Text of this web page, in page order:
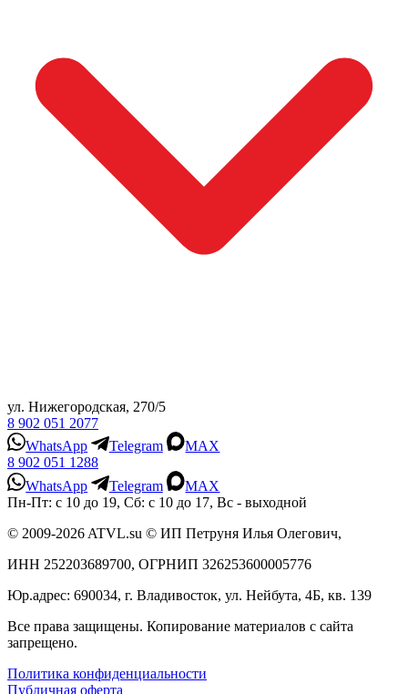
ул. Нижегородская, 270/5
8 902 051 2077
WhatsApp
Telegram
MAX
8 902 051 1288
WhatsApp
Telegram
MAX
Пн-Пт: с 10 до 19, Сб: с 10 до 17, Вс - выходной
© 2009-2026 ATVL.su © ИП Петруня Илья Олегович,
ИНН 252203689700, ОГРНИП 326253600005776
Юр.адрес: 690034, г. Владивосток, ул. Нейбута, 4Б, кв. 139
Все права защищены. Копирование материалов с сайта
запрещено.
Политика конфиденциальности
Публичная оферта